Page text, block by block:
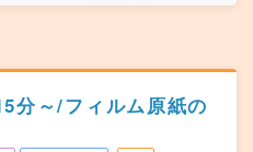
分～/フィルム原紙の